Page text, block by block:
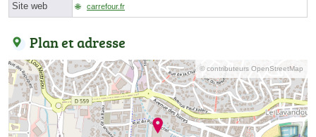
Site web carrefour.fr
Plan et adresse
© contributeurs OpenStreetMap